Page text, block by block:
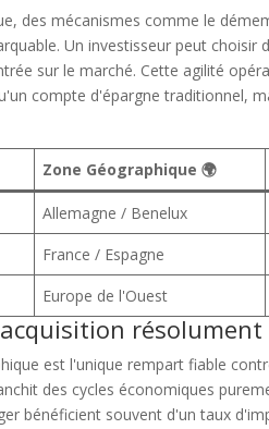
des mécanismes comme le
Un investisseur peut
sur le marché. Cette agilité
compte d'épargne traditionnel,
Zone Géographique 🌍
Allemagne / Benelux
France / Espagne
Europe de l'Ouest
résolument
est l'unique rempart fiable
des cycles économiques
bénéficient souvent d'un taux